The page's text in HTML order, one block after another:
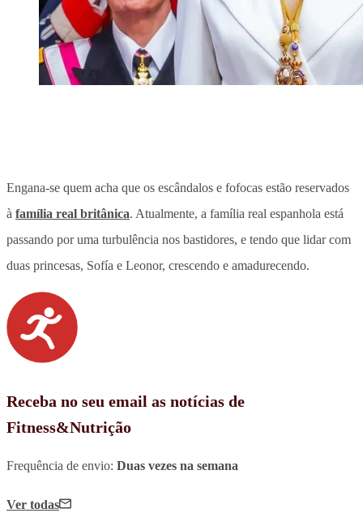
Engana-se quem acha que os escândalos e fofocas estão reservados
à família real britânica. Atualmente, a família real espanhola está
passando por uma turbulência nos bastidores, e tendo que lidar com
duas princesas, Sofía e Leonor, crescendo e amadurecendo.
Receba no seu email as notícias de
Fitness&Nutrição
Frequência de envio: Duas vezes na semana
Ver todas